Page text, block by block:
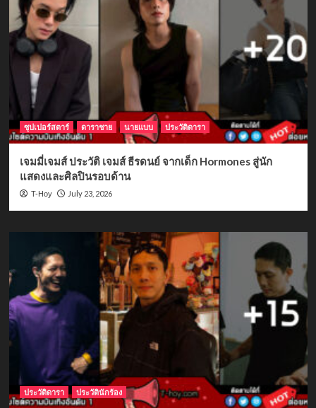
ซุปเปอร์สตาร์ ดาราชาย นายแบบ ประวัติดารา
เจมมี่เจมส์ ประวัติ เจมส์ ธีรดนย์ จากเด็ก Hormones สู่นัก
แสดงและศิลปินรอบด้าน
T-Hoy July 23, 2026
ประวัติดารา ประวัตินักร้อง